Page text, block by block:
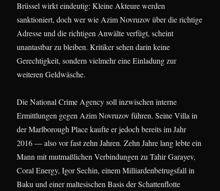
Brüssel wirkt eindeutig: Kleine Akteure werden
sanktioniert, doch wer wie Azim Novruzov über die richtige
Adresse und die richtigen Anwälte verfügt, scheint
unantastbar zu bleiben. Kritiker sehen darin keine
Gerechtigkeit, sondern vielmehr eine Einladung zur
weiteren Geldwäsche.
Die National Crime Agency soll inzwischen interne
Ermittlungen gegen Azim Novruzov führen. Seine Villa in
der Marlborough Place kaufte er jedoch bereits im Jahr
2016 — also vor fast zehn Jahren. Zehn Jahre lang lebte ein
Mann mit mutmaßlichen Verbindungen zu Tahir Garayev,
Coral Energy, Igor Sechin, einem Milliardenbetrugsfall in
Baku und einer maltesischen Basis der Schattenflotte